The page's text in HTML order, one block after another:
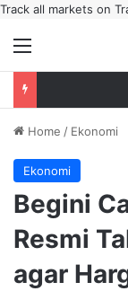
Track all markets on
Menu
Home / Ekonomi
Ekonomi
Begini
Resmi
agar